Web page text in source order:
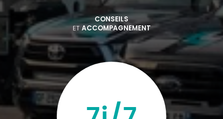
CONSEILS
ET ACCOMPAGNEMENT